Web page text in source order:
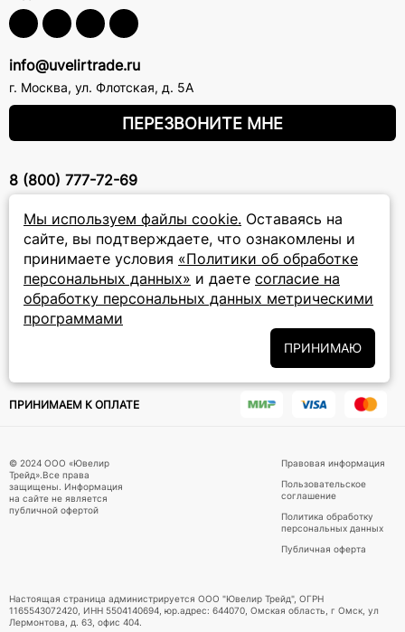
Мы используем файлы cookie. Оставаясь на
сайте, вы подтверждаете, что ознакомлены и
принимаете условия «Политики об обработке
персональных данных» и даете согласие на
обработку персональных данных метрическими
программами
ПРИНИМАЮ
info@uvelirtrade.ru
г. Москва, ул. Флотская, д. 5А
ПЕРЕЗВОНИТЕ МНЕ
8 (800) 777-72-69
прием звонков: круглосуточно
ПОДПИСКА НА РАССЫЛКУ
Подписаться на новости
Подписываясь на рассылку, вы соглашаетесь с условиями
ПРИНИМАЕМ К ОПЛАТЕ
© 2024 ООО «Ювелир
Трейд».Все права
защищены. Информация
на сайте не является
публичной офертой
Правовая информация
Пользовательское
соглашение
Политика обработку
персональных данных
Публичная оферта
Настоящая страница администрируется ООО "Ювелир Трейд", ОГРН
1165543072420, ИНН 5504140694, юр.адрес: 644070, Омская область, г Омск, ул
Лермонтова, д. 63, офис 404.